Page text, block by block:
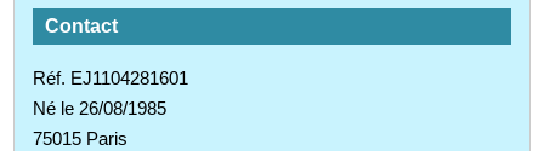
Contact
Réf. EJ1104281601
Né le 26/08/1985
75015 Paris